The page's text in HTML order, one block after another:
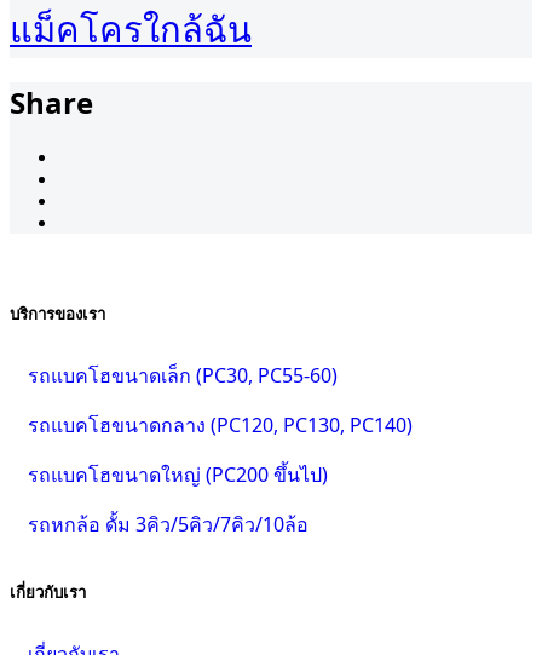
แม็คโครใกล้ฉัน
Share
บริการของเรา
รถแบคโฮขนาดเล็ก (PC30, PC55-60)
รถแบคโฮขนาดกลาง (PC120, PC130, PC140)
รถแบคโฮขนาดใหญ่ (PC200 ขึ้นไป)
รถหกล้อ ดั้ม 3คิว/5คิว/7คิว/10ล้อ
เกี่ยวกับเรา